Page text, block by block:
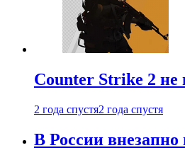
Counter Strike 2 не
2 года спустя2 года спустя
В России